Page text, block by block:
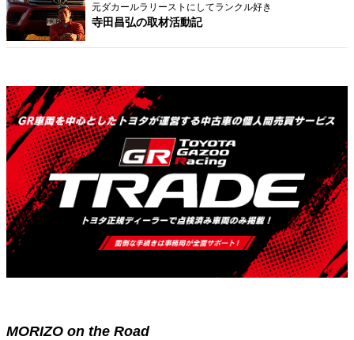
元ダカールラリーストにしてランクル好き
寺田昌弘の取材活動記
MORIZO on the Road